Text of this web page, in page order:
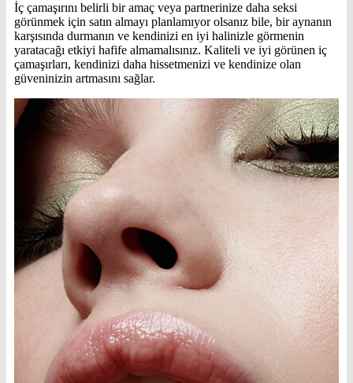
İç çamaşırını belirli bir amaç veya partnerinize daha seksi
görünmek için satın almayı planlamıyor olsanız bile, bir aynanın
karşısında durmanın ve kendinizi en iyi halinizle görmenin
yaratacağı etkiyi hafife almamalısınız. Kaliteli ve iyi görünen iç
çamaşırları, kendinizi daha hissetmenizi ve kendinize olan
güveninizin artmasını sağlar.